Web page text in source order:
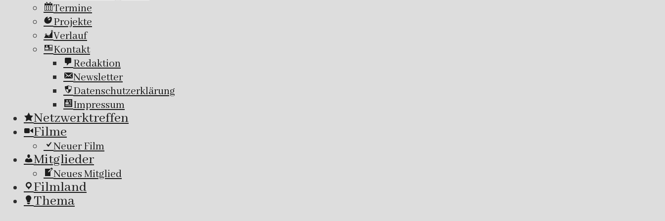
Termine
Projekte
Verlauf
Kontakt
Redaktion
Newsletter
Datenschutzerklärung
Impressum
Netzwerktreffen
Filme
Neuer Film
Mitglieder
Neues Mitglied
Filmland
Thema